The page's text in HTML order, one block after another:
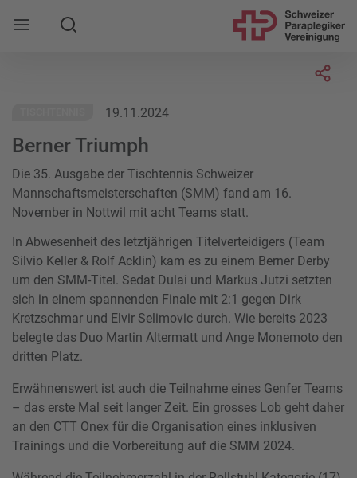
Mobile Navigation öffnen
Suche
19.11.2024
Berner Triumph
Die 35. Ausgabe der Tischtennis Schweizer
Mannschaftsmeisterschaften (SMM) fand am 16.
November in Nottwil mit acht Teams statt.
In Abwesenheit des letztjährigen Titelverteidigers (Team
Silvio Keller & Rolf Acklin) kam es zu einem Berner Derby
um den SMM-Titel. Sedat Dulai und Markus Jutzi setzten
sich in einem spannenden Finale mit 2:1 gegen Dirk
Kretzschmar und Elvir Selimovic durch. Wie bereits 2023
belegte das Duo Martin Altermatt und Ange Monemoto den
dritten Platz.
Erwähnenswert ist auch die Teilnahme eines Genfer Teams
– das erste Mal seit langer Zeit. Ein grosses Lob geht daher
an den CTT Onex für die Organisation eines inklusiven
Trainings und die Vorbereitung auf die SMM 2024.